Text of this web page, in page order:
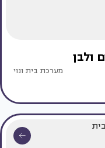
ולבן
מערכת בית ונוי